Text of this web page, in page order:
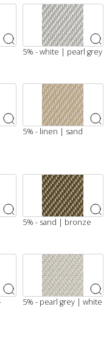
5% - white | pearl grey
5% - linen | sand
5% - sand | bronze
5% - pearl grey | white